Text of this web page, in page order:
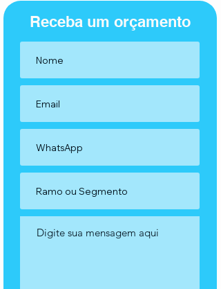
Receba um orçamento